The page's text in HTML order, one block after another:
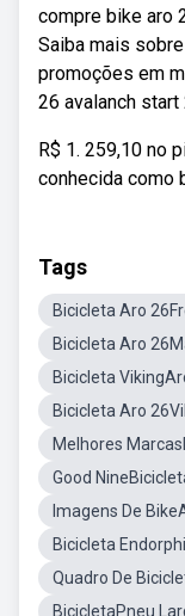
compre bike aro
Saiba mais
promoções em
26 avalanch
R$ 1. 259,10 no
conhecida como
Tags
Bicicleta Aro
Bicicleta Aro
Bicicleta
Bicicleta Aro
Melhores
Good
Imagens De
Bicicleta
Quadro De
BicicletaPneu